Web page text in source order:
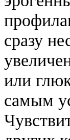
сразу
или
самым